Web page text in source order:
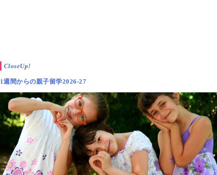
CloseUp!
1週間からの親子留学2026-27